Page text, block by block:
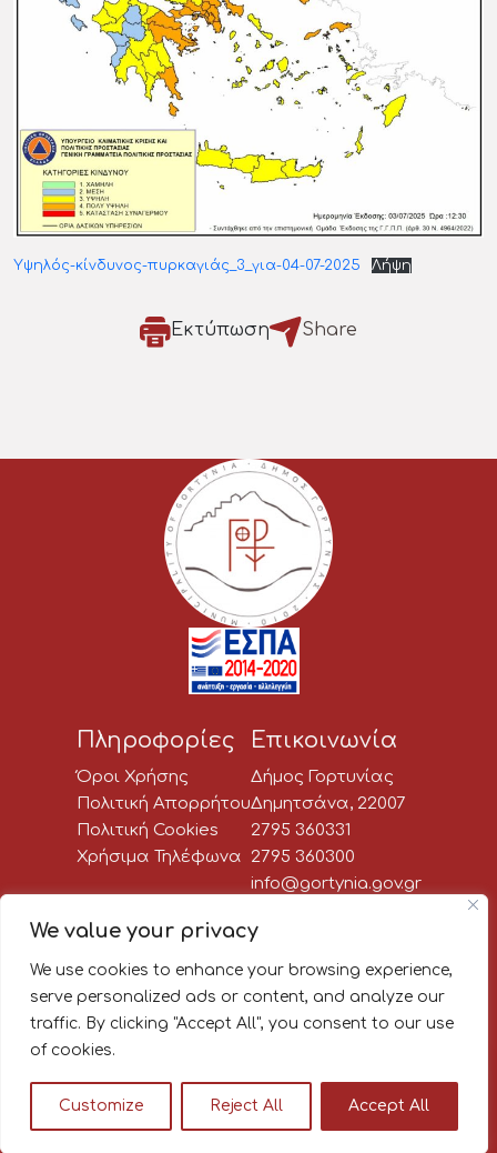
We value your privacy
We use cookies to enhance your browsing experience,
serve personalized ads or content, and analyze our
traffic. By clicking "Accept All", you consent to our use
of cookies.
Customize Reject All Accept All
Υψηλός-κίνδυνος-πυρκαγιάς_3_για-04-07-2025 Λήψη
Εκτύπωση Share
Πληροφορίες
Όροι Χρήσης
Πολιτική Απορρήτου
Πολιτική Cookies
Χρήσιμα Τηλέφωνα
Επικοινωνία
Δήμος Γορτυνίας
Δημητσάνα, 22007
2795 360331
2795 360300
info@gortynia.gov.gr
Social Media
Newsletter:
Κάνε εγγραφή στο newsletter
μαθαίνεις πρώτος όλα τα νέα!